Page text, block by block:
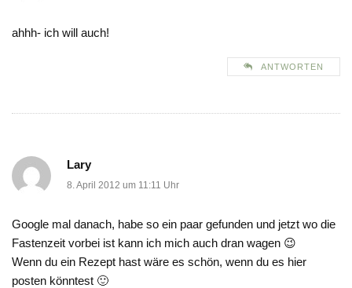
ahhh- ich will auch!
ANTWORTEN
Lary
8. April 2012 um 11:11 Uhr
Google mal danach, habe so ein paar gefunden und jetzt wo die
Fastenzeit vorbei ist kann ich mich auch dran wagen 😉
Wenn du ein Rezept hast wäre es schön, wenn du es hier
posten könntest 🙂